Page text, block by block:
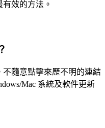
效的方法。
隨意點擊來歷不明的連結
Mac 系統及軟件更新